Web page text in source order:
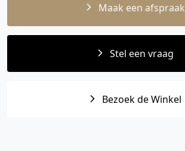
Maak een afspraak
Stel een vraag
Bezoek de Winkel